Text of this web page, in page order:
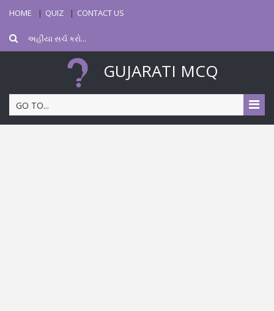
HOME QUIZ CONTACT US
GUJARATI MCQ
GO TO...